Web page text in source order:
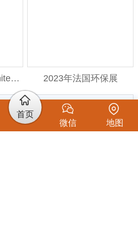
2026泰国建材展Architect Expo 2023年法国环保展
首页
微信
地图